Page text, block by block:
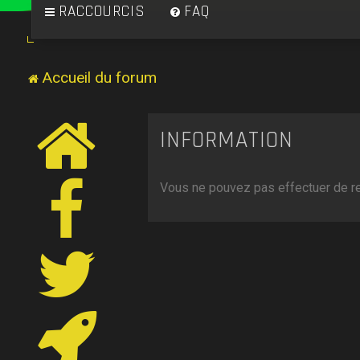
RACCOURCIS FAQ
Accueil du forum
INFORMATION
Vous ne pouvez pas effectuer de